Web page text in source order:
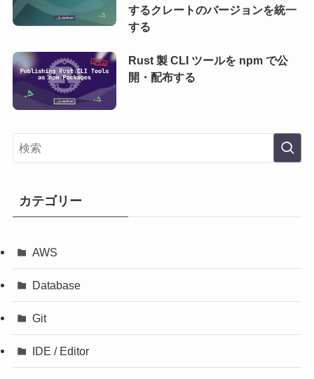
するクレートのバージョンを統一
する
Rust 製 CLI ツールを npm で公
開・配布する
カテゴリー
AWS
Database
Git
IDE / Editor